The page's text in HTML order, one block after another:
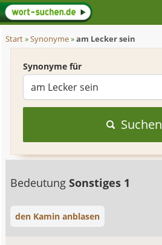
Start»Synonyme»am Lecker sein
Synonyme für
Suchen
BedeutungSonstiges 1
den Kamin anblasen